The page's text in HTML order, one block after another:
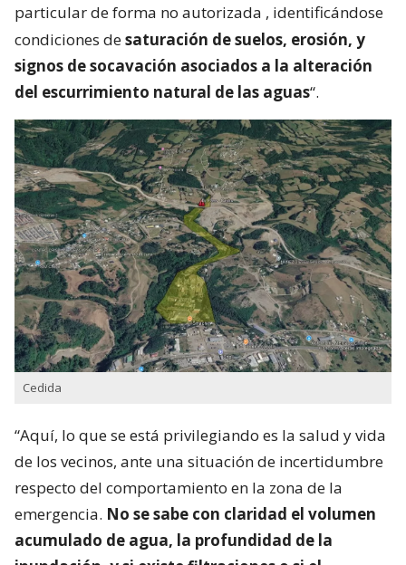
particular de forma no autorizada , identificándose
condiciones desaturación de suelos, erosión, y
signos de socavación asociados a la alteración
del escurrimiento natural de las aguas“.
Cedida
“Aquí, lo que se está privilegiando es la salud y vida
de los vecinos, ante una situación de incertidumbre
respecto del comportamiento en la zona de la
emergencia. No se sabe con claridad el volumen
acumulado de agua, la profundidad de la